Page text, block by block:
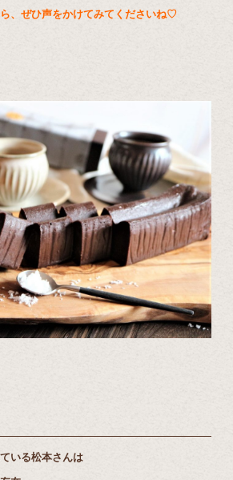
、ぜひ声をかけてみてくださいね♡
いる松本さんは